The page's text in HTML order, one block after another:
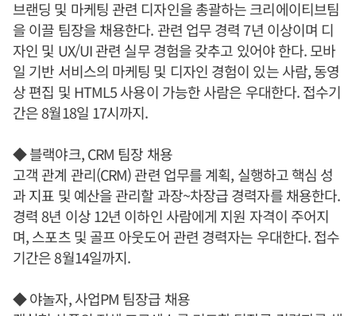
브랜딩 및 마케팅 관련 디자인을 총괄하는 크리에이티브팀
을 이끌 팀장을 채용한다. 관련 업무 경력 7년 이상이며 디
자인 및 UX/UI 관련 실무 경험을 갖추고 있어야 한다. 모바
일 기반 서비스의 마케팅 및 디자인 경험이 있는 사람, 동영
상 편집 및 HTML5 사용이 가능한 사람은 우대한다. 접수기
간은 8월18일 17시까지.
◆ 블랙야크, CRM 팀장 채용
고객 관계 관리(CRM) 관련 업무를 계획, 실행하고 핵심 성
과 지표 및 예산을 관리할 과장~차장급 경력자를 채용한다.
경력 8년 이상 12년 이하인 사람에게 지원 자격이 주어지
며, 스포츠 및 골프 아웃도어 관련 경력자는 우대한다. 접수
기간은 8월14일까지.
◆ 야놀자, 사업PM 팀장급 채용